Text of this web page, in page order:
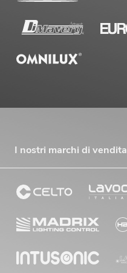
I nostri marchi di vendita